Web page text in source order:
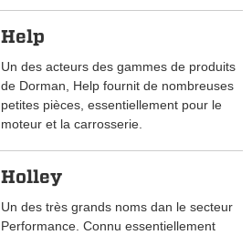
Help
Un des acteurs des gammes de produits
de Dorman, Help fournit de nombreuses
petites pièces, essentiellement pour le
moteur et la carrosserie.
Holley
Un des très grands noms dan le secteur
Performance. Connu essentiellement